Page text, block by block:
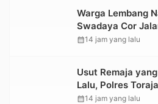
Warga Lembang
Swadaya Cor
Jembatan
calendar_month14 jam yang lalu
Usut Remaja
Lalu, Polres
Datangi TKP
calendar_month14 jam yang lalu